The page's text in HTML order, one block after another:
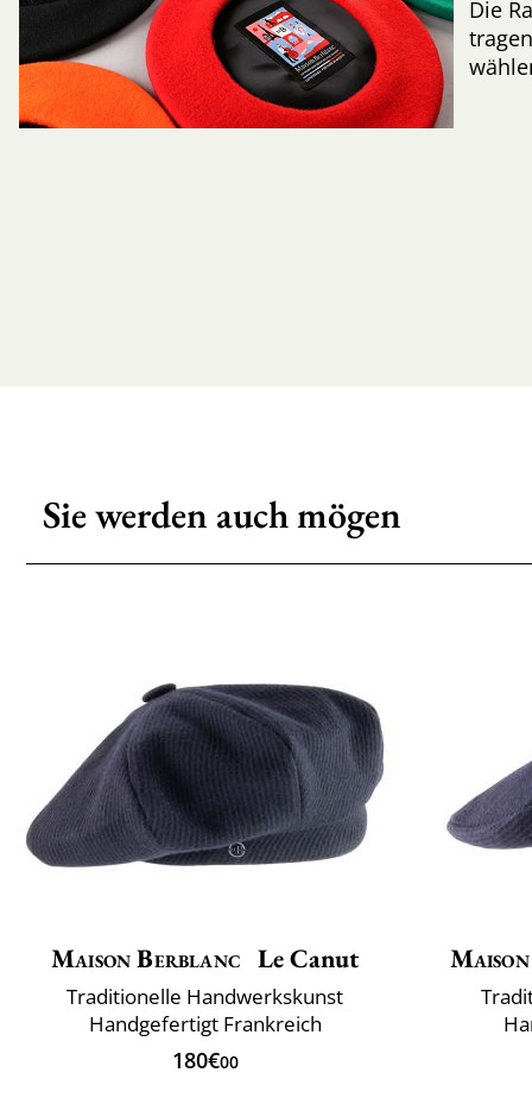
Die
Sie werden auch mögen
Maison Berblanc Le Canut
Traditionelle Handwerkskunst
Handgefertigt Frankreich
180€00